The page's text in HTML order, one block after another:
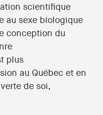
scientifique
au sexe biologique
conception du
plus
au Québec et en
de soi,